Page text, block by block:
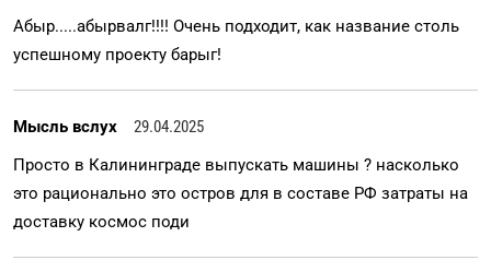
Абыр.....абырвалг!!!! Очень подходит, как название столь
успешному проекту барыг!
Мысль вслух
29.04.2025
Просто в Калининграде выпускать машины ? насколько
это рационально это остров для в составе РФ затраты на
доставку космос поди